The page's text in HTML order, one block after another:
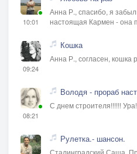
10:01
Анна Р., спасибо, я
настоящая Кармен - она
09:24
Кошка
Анна Р., согласен, кошка
08:21
Володя - прораб
С днем строителя!!!!!!
Рулетка.- шансон.
Сталинградский Саша,